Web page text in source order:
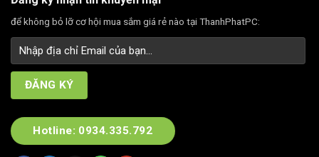
để không bỏ lỡ cơ hội mua sắm giá rẻ nào tại ThanhPhatPC:
Hotline: 0934.335.792